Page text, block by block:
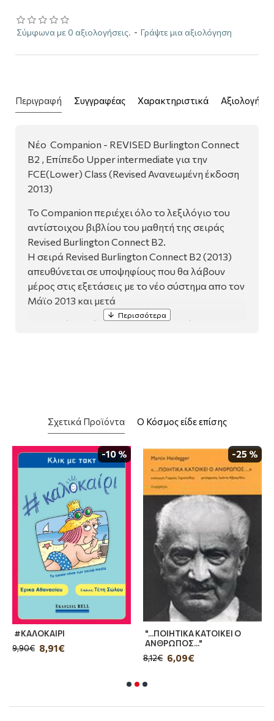
Σύμφωνα με 0 αξιολογήσεις. - Γράψτε μια αξιολόγηση
Περιγραφή Συγγραφέας Χαρακτηριστικά
Νέο Companion - REVISED Burlington Connect
B2 , Επίπεδο Upper intermediate για την
FCE(Lower) Class (Revised Ανανεωμένη έκδοση
2013)
To Companion περιέχει όλο το λεξιλόγιο του
αντίστοιχου βιβλίου του μαθητή της σειράς
Revised Burlington Connect B2.
Η σειρά Revised Burlington Connect B2 (2013)
απευθύνεται σε υποψηφίους που θα λάβουν
μέρος στις εξετάσεις με το νέο σύστημα απο τον
Μάϊο 2013 και μετά
ιδανική σειρά για την προετοιμασία των
διδασκαλία με σκοπό τη διευκόλυνση της
Σχετικά Προϊόντα Ο Κόσμος είδε επίσης
-10 %
#ΚΑΛΟΚΑΙΡΙ
8,91€
9,90€
-25 %
"...ΠΟΙΗΤΙΚΑ ΚΑΤΟΙΚΕΙ Ο
ΑΝΘΡΩΠΟΣ..."
6,09€
8,12€